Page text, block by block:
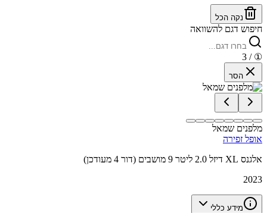
נקה הכל
חיפוש דגם להשוואה
①
/ 3
הסר
מלפנים שמאל
אופל זפירה
אלגנס XL דיזל 2.0 ליטר 9 מושבים (דור 4 מעודכן)
2023
מידע כללי